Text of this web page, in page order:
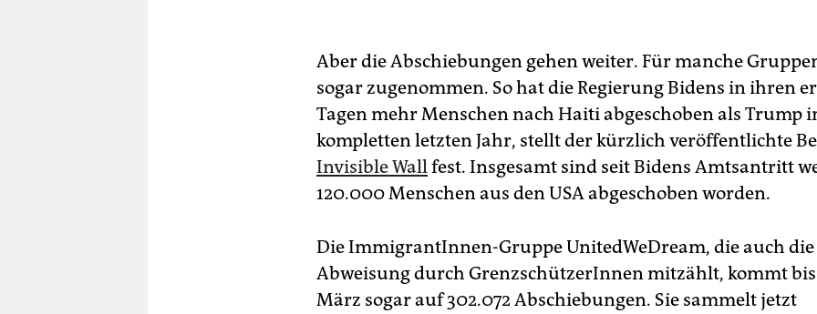
Aber die Abschiebungen gehen weiter. Für manche
sogar zugenommen. So hat die Regierung Bidens in ihren
Tagen mehr Menschen nach Haiti abgeschoben als Trump
kompletten letzten Jahr, stellt der kürzlich veröffentlichte
Invisible Wallfest. Insgesamt sind seit Bidens Amtsantritt
120.000 Menschen aus den USA abgeschoben worden.
Die ImmigrantInnen-Gruppe UnitedWeDream, die auch
Abweisung durch GrenzschützerInnen mitzählt, kommt bis
März sogar auf 302.072 Abschiebungen. Sie sammelt jetzt